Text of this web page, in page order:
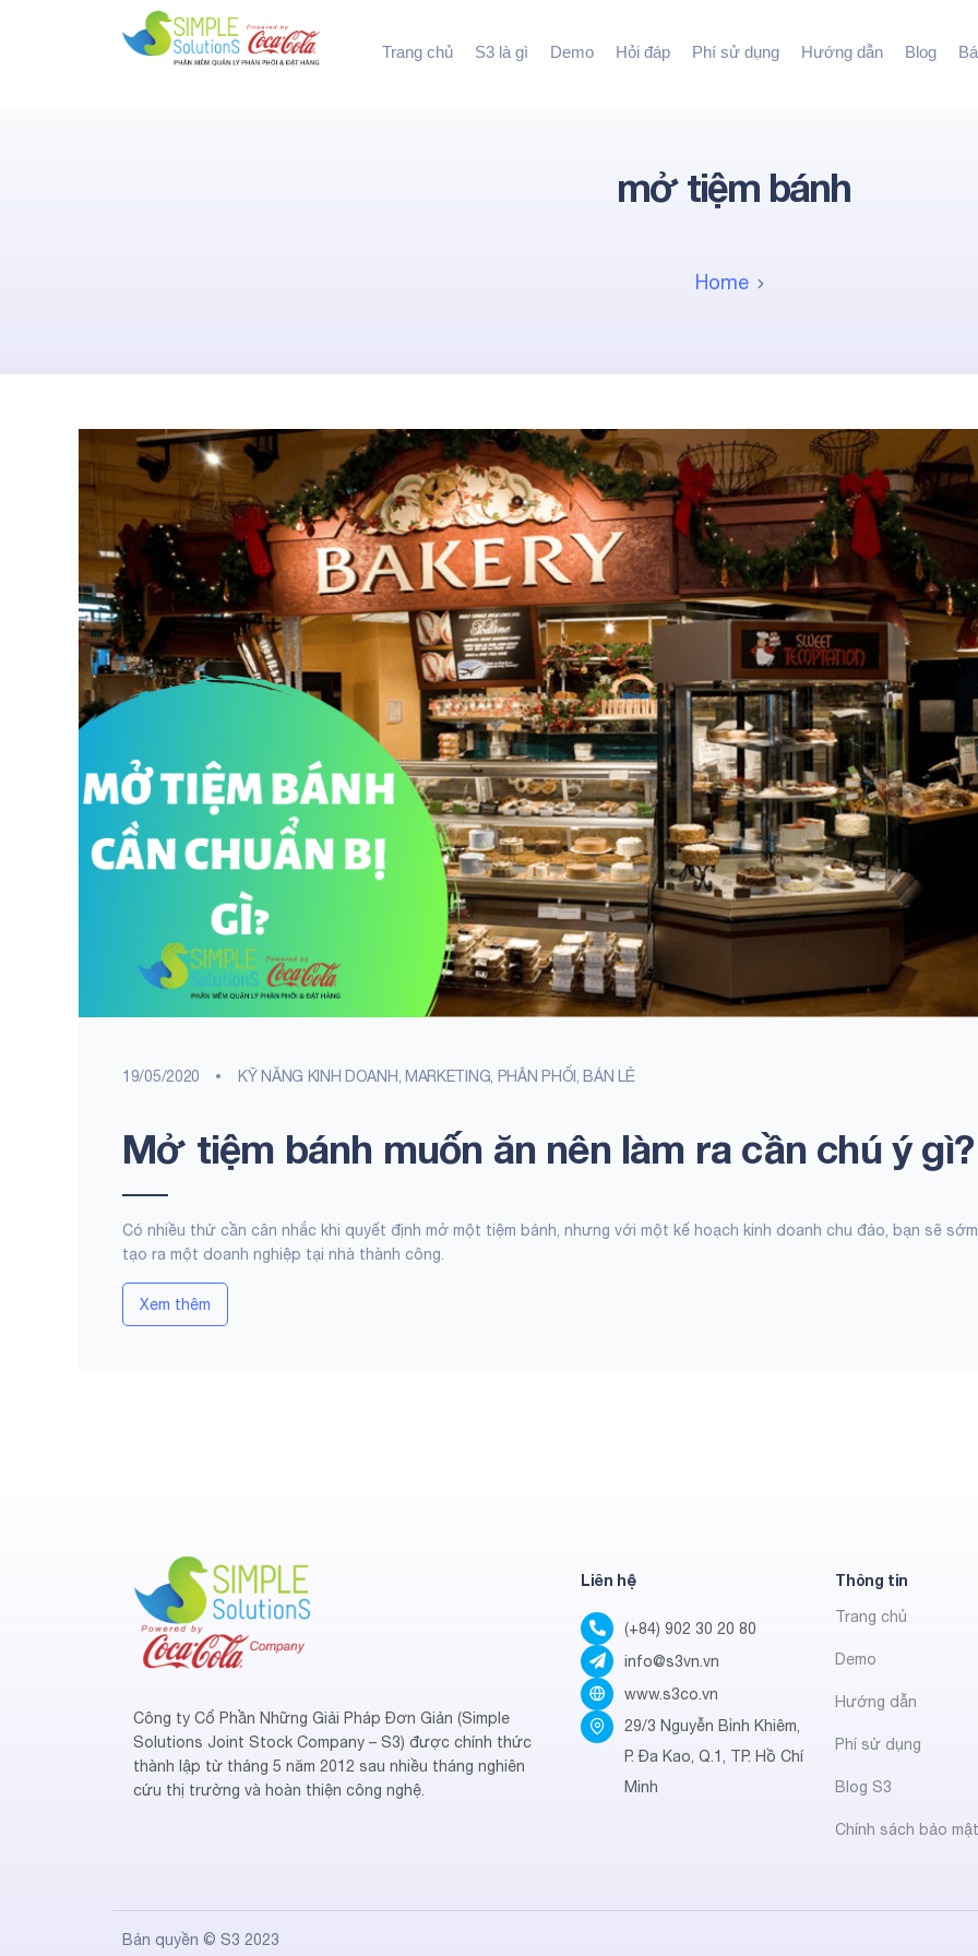
Trang chủ S3 là gì Demo Hỏi đáp Phí sử dụng Hướng dẫn Blog
mở tiệm bánh
Home
19/05/2020 KỸ NĂNG KINH DOANH, MARKETING PHÂN PHỐI, BÁN LẺ
Mở tiệm bánh muốn ăn nên làm ra cần chú ý gì?
Có nhiều thứ cần cân nhắc khi quyết định mở một tiệm bánh, nhưng với một kế hoạch kinh doanh chu đáo, bạn sẽ
tạo ra một doanh nghiệp tại nhà thành công.
Xem thêm
Công ty Cổ Phần Những Giải Pháp Đơn Giản (Simple
Solutions Joint Stock Company – S3) được chính thức
thành lập từ tháng 5 năm 2012 sau nhiều tháng nghiên
cứu thị trường và hoàn thiện công nghệ.
Liên hệ
(+84) 902 30 20 80
info@s3vn.vn
www.s3co.vn
29/3 Nguyễn Bỉnh Khiêm,
P. Đa Kao, Q.1, TP. Hồ Chí
Minh
Thông tin
Trang chủ
Demo
Hướng dẫn
Phí sử dụng
Blog S3
Chính sách bảo
Bản quyền © S3 2023